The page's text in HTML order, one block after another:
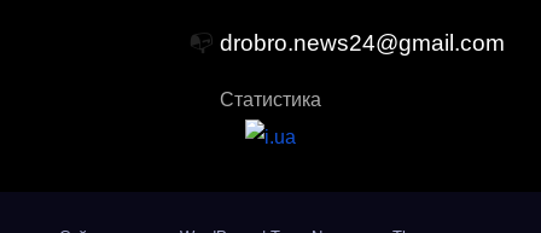
📭 drobro.news24@gmail.com
Статистика